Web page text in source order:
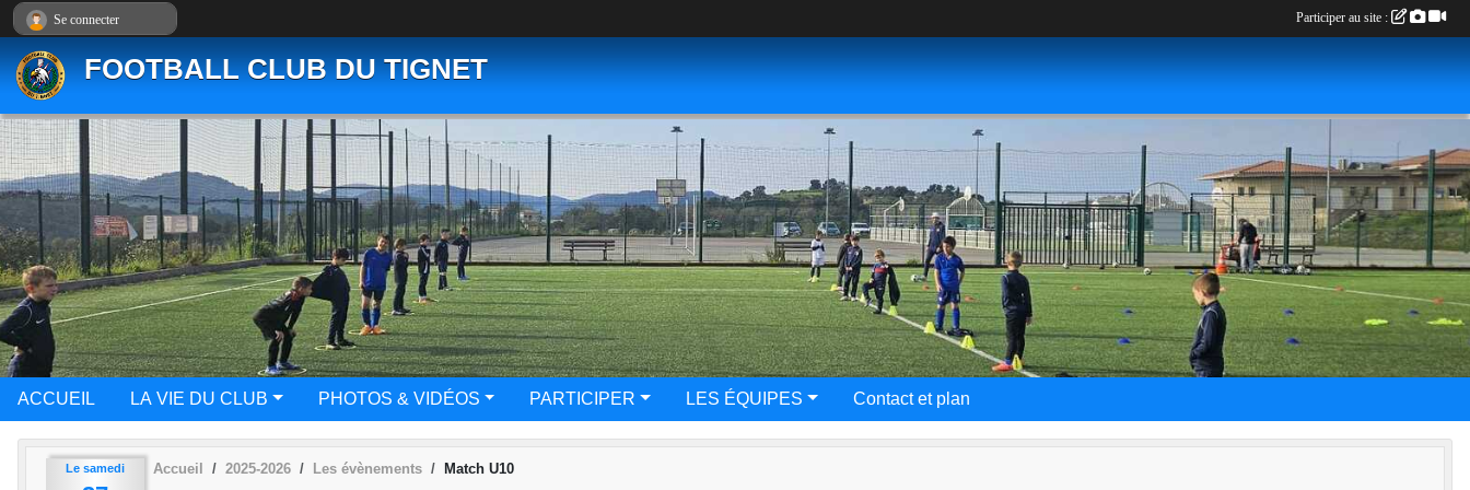
FOOTBALL CLUB DU TIGNET
ACCUEIL LA VIE DU CLUB PHOTOS & VIDÉOS PARTICIPER LES ÉQUIPES Contact et plan
Le samedi Accueil 2025-2026 Les évènements Match U10
Se connecter Participer au site :
Panneau de gestion des cookies